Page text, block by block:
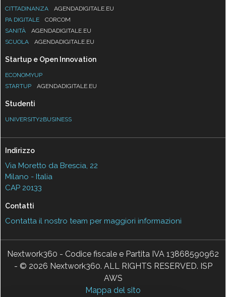
CITTADINANZA
AGENDADIGITALE.EU
PA DIGITALE
CORCOM
SANITÀ
AGENDADIGITALE.EU
SCUOLA
AGENDADIGITALE.EU
Startup e Open Innovation
ECONOMYUP
STARTUP
AGENDADIGITALE.EU
Studenti
UNIVERSITY2BUSINESS
Indirizzo
Via Moretto da Brescia, 22
Milano - Italia
CAP 20133
Contatti
Contatta il nostro team per maggiori informazioni
Nextwork360 - Codice fiscale e Partita IVA 13868590962
- © 2026 Nextwork360. ALL RIGHTS RESERVED. ISP
AWS
Mappa del sito